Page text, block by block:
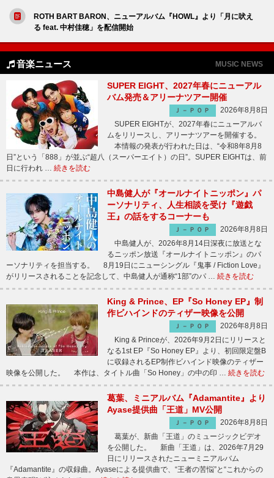
ROTH BART BARON、ニューアルバム『HOWL』より「月に吠え
る feat. 中村佳穂」を配信開始
音楽ニュース MUSIC NEWS
SUPER EIGHT、2027年春にニューアル
バム発売＆アリーナツアー開催
Ｊ－ＰＯＰ
2026年8月8日
SUPER EIGHTが、2027年春にニューアルバ
ムをリリースし、アリーナツアーを開催する。
本情報の発表が行われた日は、“令和8年8月8
日”という「888」が並ぶ“超八（スーパーエイト）の日”。SUPER EIGHTは、前
日に行われ … 続きを読む
中島健人が『オールナイトニッポン』パ
ーソナリティ、人生相談を受け『遊戯
王』の話をするコーナーも
Ｊ－ＰＯＰ
2026年8月8日
中島健人が、2026年8月14日深夜に放送とな
るニッポン放送『オールナイトニッポン』のパ
ーソナリティを担当する。 8月19日にニューシングル『鬼事 / Fiction Love』
がリリースされることを記念して、中島健人が通称“1部”のパ … 続きを読む
King & Prince、EP『So Honey EP』制
作ビハインドのティザー映像を公開
Ｊ－ＰＯＰ
2026年8月8日
King & Princeが、2026年9月2日にリリースと
なる1st EP『So Honey EP』より、初回限定盤B
に収録されるEP制作ビハインド映像のティザー
映像を公開した。 本作は、タイトル曲「So Honey」の中の印 … 続きを読む
葛葉、ミニアルバム『Adamantite』より
Ayase提供曲「王道」MV公開
Ｊ－ＰＯＰ
2026年8月8日
葛葉が、新曲「王道」のミュージックビデオ
を公開した。 新曲「王道」は、2026年7月29
日にリリースされたニューミニアルバム
『Adamantite』の収録曲。Ayaseによる提供曲で、“王者の苦悩”と“これからの